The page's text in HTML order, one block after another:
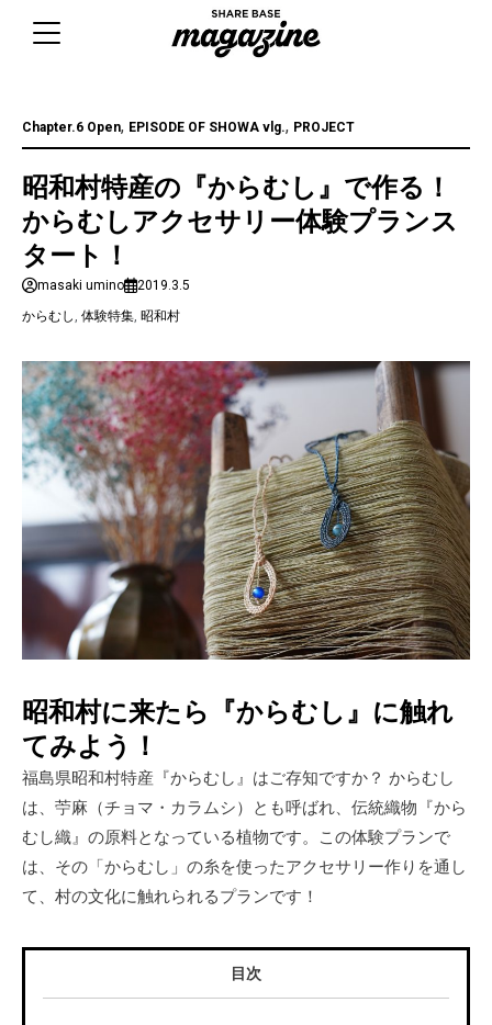
Chapter.6 Open, EPISODE OF SHOWA vlg., PROJECT
昭和村特産の『からむし』で作る！
からむしアクセサリー体験プランス
タート！
masaki umino
2019.3.5
からむし , 体験特集, 昭和村
昭和村に来たら『からむし』に触れ
てみよう！
福島県昭和村特産『からむし』はご存知ですか？ からむし
は、苧麻（チョマ・カラムシ）とも呼ばれ、伝統織物『から
むし織』の原料となっている植物です。この体験プランで
は、その「からむし」の糸を使ったアクセサリー作りを通し
て、村の文化に触れられるプランです！
目次